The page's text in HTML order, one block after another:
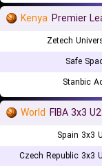
Kenya Premier
Zetech
Safe
Stanbic
World FIBA 3x3
Spain 3x3
Czech Republic 3x3